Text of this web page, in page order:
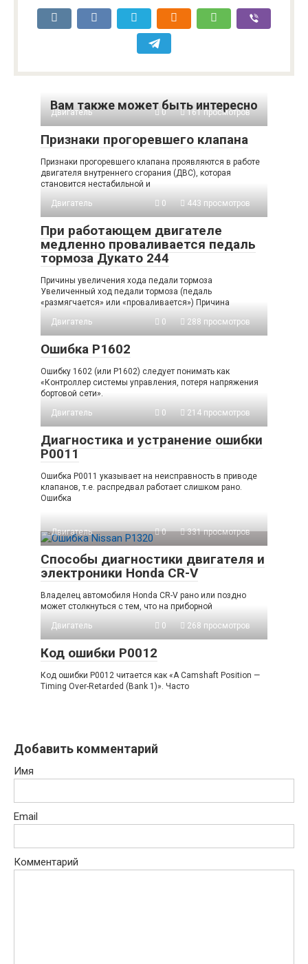
Вам также может быть интересно
Двигатель 0 161 просмотров
Признаки прогоревшего клапана
Признаки прогоревшего клапана проявляются в работе
двигателя внутреннего сгорания (ДВС), которая
становится нестабильной и
Двигатель
0 443 просмотров
При работающем двигателе
медленно проваливается педаль
тормоза Дукато 244
Причины увеличения хода педали тормоза
Увеличенный ход педали тормоза (педаль
«размягчается» или «проваливается») Причина
Двигатель
0 288 просмотров
Ошибка P1602
Ошибку 1602 (или P1602) следует понимать как
«Контроллер системы управления, потеря напряжения
бортовой сети».
Двигатель
0 214 просмотров
Диагностика и устранение ошибки
P0011
Ошибка P0011 указывает на неисправность в приводе
клапанов, т.е. распредвал работает слишком рано.
Ошибка
Двигатель 0 331 просмотров
Способы диагностики двигателя и
электроники Honda CR-V
Владелец автомобиля Honda CR-V рано или поздно
может столкнуться с тем, что на приборной
Двигатель
0 268 просмотров
Код ошибки P0012
Код ошибки P0012 читается как «A Camshaft Position —
Timing Over-Retarded (Bank 1)». Часто
Добавить комментарий
Имя
Email
Комментарий